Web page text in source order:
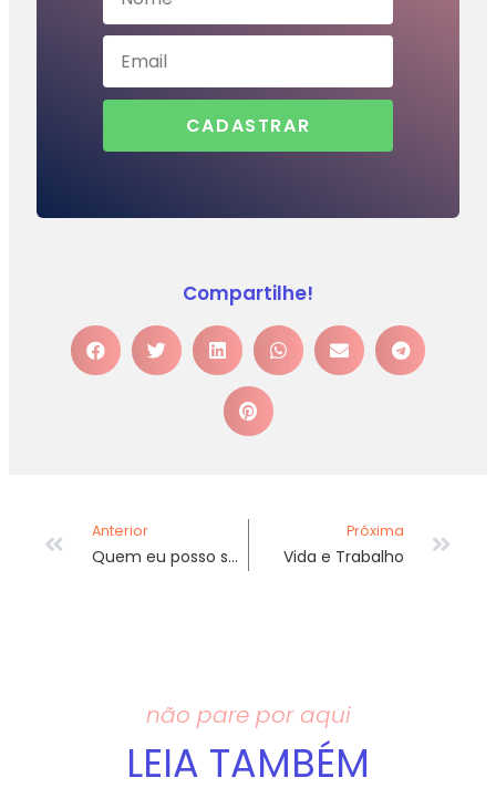
CADASTRAR
Compartilhe!
Anterior
Quem eu posso ser hoje?
Próxima
Vida e Trabalho
não pare por aqui
LEIA TAMBÉM